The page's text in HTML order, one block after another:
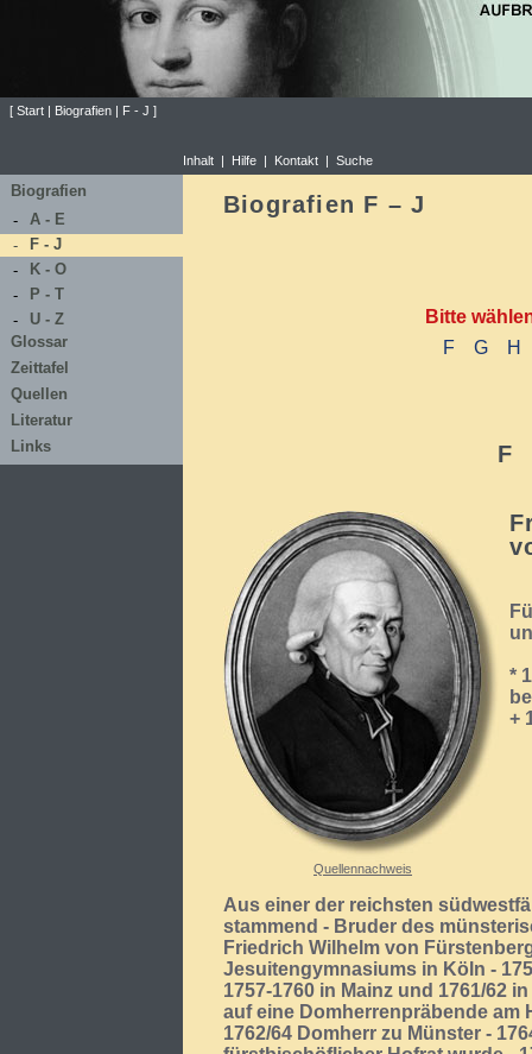
[ Start | Biografien | F - J ]
Inhalt | Hilfe | Kontakt | Suche
Biografien
-
A - E
-
F - J
-
K - O
-
P - T
-
U - Z
Glossar
Zeittafel
Quellen
Literatur
Links
Biografien F – J
Bitte
F
G H
F
Quellennachweis
*
+
Aus einer der reichsten
stammend - Bruder des
Friedrich Wilhelm von
Jesuitengymnasiums in Köln -
1757-1760 in Mainz und 1761/62
auf eine Domherrenpräbende am
1762/64 Domherr zu Münster -